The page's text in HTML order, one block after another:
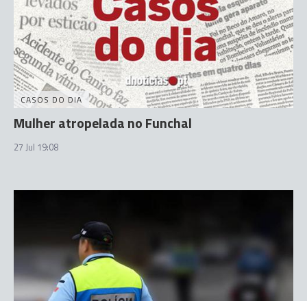
CASOS DO DIA
Mulher atropelada no Funchal
27 Jul 19:08